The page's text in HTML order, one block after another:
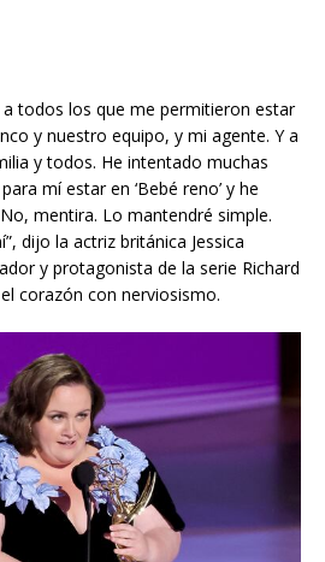
a todos los que me permitieron estar
y nuestro equipo, y mi agente. Y a
y todos. He intentado muchas
mí estar en ‘Bebé reno’ y he
mentira. Lo mantendré simple.
dijo la actriz británica Jessica
y protagonista de la serie Richard
corazón con nerviosismo.